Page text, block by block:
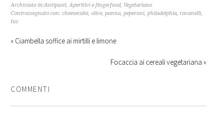
Archiviato in:Antipasti,Aperitivi e fingerfood, Vegetariano
Contrassegnato con:cheesecake,olive,panna,peperoni,philadelphia,ravanelli,
tuc
« Ciambella soffice ai mirtilli e limone
Focaccia ai cereali vegetariana »
COMMENTI